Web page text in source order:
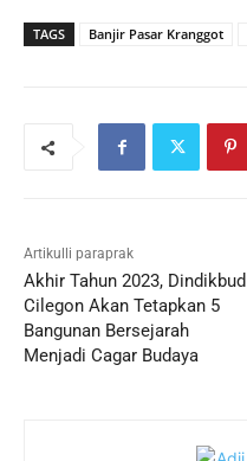
TAGS Banjir Pasar Kranggot
Artikulli paraprak
Akhir Tahun 2023, Dindikbud
Cilegon Akan Tetapkan 5
Bangunan Bersejarah
Menjadi Cagar Budaya